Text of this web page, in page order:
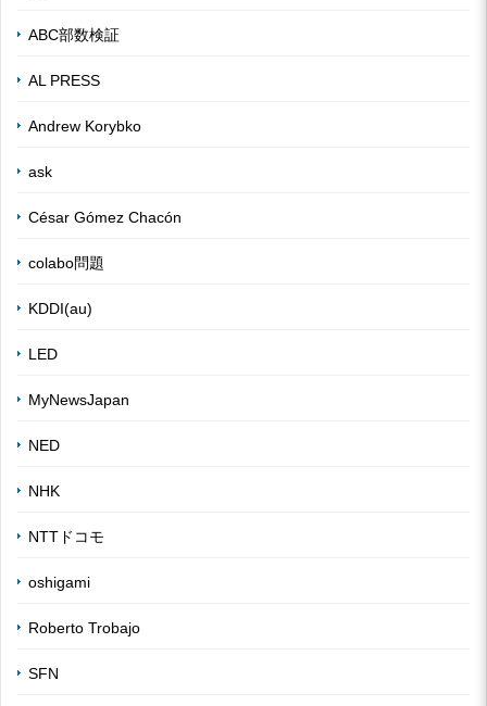
ABC部数検証
AL PRESS
Andrew Korybko
ask
César Gómez Chacón
colabo問題
KDDI(au)
LED
MyNewsJapan
NED
NHK
NTTドコモ
oshigami
Roberto Trobajo
SFN